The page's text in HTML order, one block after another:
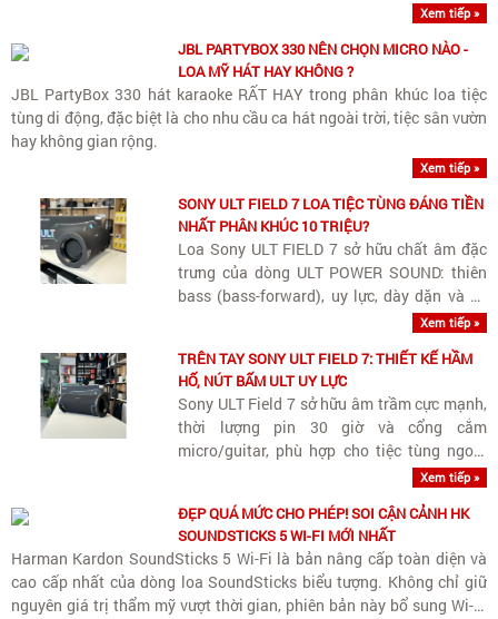
Xem tiếp »
JBL PARTYBOX 330 NÊN CHỌN MICRO NÀO -
LOA MỸ HÁT HAY KHÔNG ?
JBL PartyBox 330 hát karaoke RẤT HAY trong phân khúc loa tiệc
tùng di động, đặc biệt là cho nhu cầu ca hát ngoài trời, tiệc sân vườn
hay không gian rộng.
Xem tiếp »
SONY ULT FIELD 7 LOA TIỆC TÙNG ĐÁNG TIỀN
NHẤT PHÂN KHÚC 10 TRIỆU?
Loa Sony ULT FIELD 7 sở hữu chất âm đặc
trưng của dòng ULT POWER SOUND: thiên
bass (bass-forward), uy lực, dày dặn và có
âm lượng lớn. Tuy thiên trầm phục vụ các
vẫn giữ được dải trung (vocals)..
Xem tiếp »
TRÊN TAY SONY ULT FIELD 7: THIẾT KẾ HẦM
HỐ, NÚT BẤM ULT UY LỰC
Sony ULT Field 7 sở hữu âm trầm cực mạnh,
thời lượng pin 30 giờ và cổng cắm
micro/guitar, phù hợp cho tiệc tùng ngoài
Xem tiếp »
ĐẸP QUÁ MỨC CHO PHÉP! SOI CẬN CẢNH HK
SOUNDSTICKS 5 WI-FI MỚI NHẤT
Harman Kardon SoundSticks 5 Wi-Fi là bản nâng cấp toàn diện và
cao cấp nhất của dòng loa SoundSticks biểu tượng. Không chỉ giữ
nguyên giá trị thẩm mỹ vượt thời gian, phiên bản này bổ sung Wi-Fi